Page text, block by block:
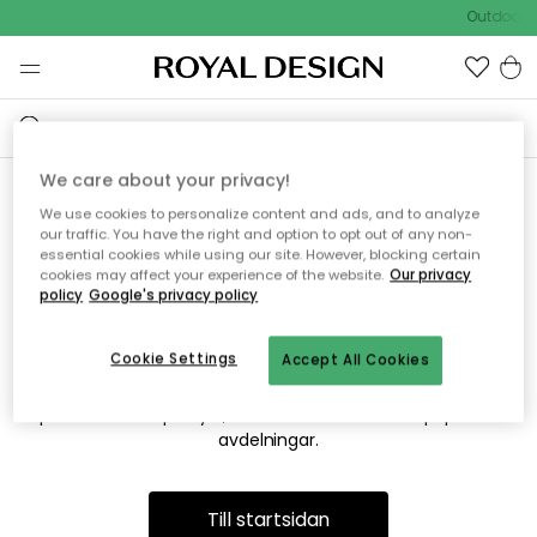
Outdoor
Vi hittar tyvärr inte sidan du
söker
Detta kan bero på att sidan inte längre finns eller att den har
flyttats. Vi ber om ursäkt för besväret. I menyn ovan kan du
avdelningar.
Till startsidan
We care about your privacy!
We use cookies to personalize content and ads, and to analyze
our traffic. You have the right and option to opt out of any non-
essential cookies while using our site. However, blocking certain
cookies may affect your experience of the website. Our privacy
policy Google's privacy policy
Accept All Cookies
Cookie Settings